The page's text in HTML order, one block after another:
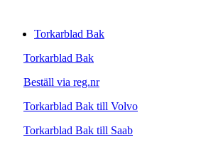
Torkarblad Bak
Torkarblad Bak
Beställ via reg.nr
Torkarblad Bak till Volvo
Torkarblad Bak till Saab